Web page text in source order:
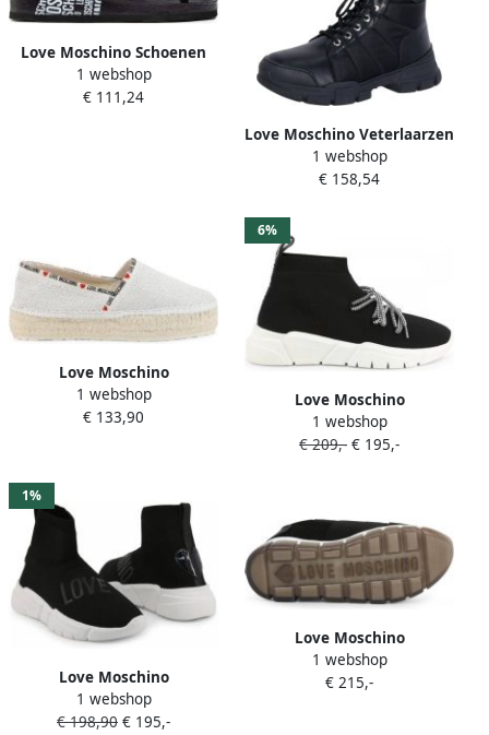
Love Moschino Schoenen
Slippers JA28133G1EIJ0-00A
Vrouw black white
1 webshop
€ 111,24
Love Moschino Veterlaarzen
Zwart Dames
1 webshop
€ 158,54
Love Moschino
JA10373G0CJL0 white
1 webshop
€ 133,90
6%
Love Moschino
Sportschoenen Vrouw
JA15143G1BIQ black white
1 webshop
€ 209,- € 195,-
1%
Love Moschino
Sportschoenen Vrouw
JA15233G17IR Black
1 webshop
€ 198,90 € 195,-
Love Moschino
Sportschoenen Vrouw
JA15145G0AJS Black
1 webshop
€ 215,-